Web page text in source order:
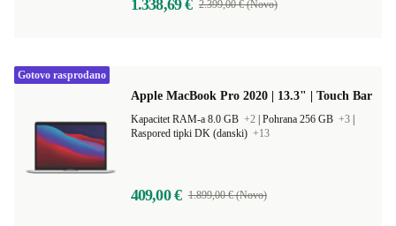
1.338,69 € 2.399,00 € (Novo)
Apple MacBook Pro 2020 | 13.3" | Touch Bar
Kapacitet RAM-a 8.0 GB +2 Pohrana 256 GB +3
Raspored tipki DK (danski) +13
409,00 € 1.899,00 € (Novo)
Gotovo rasprodano